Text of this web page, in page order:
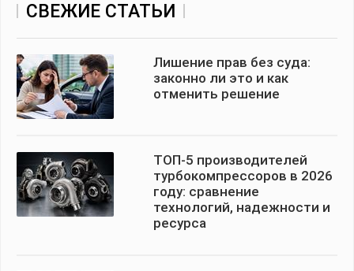
СВЕЖИЕ СТАТЬИ
Лишение прав без суда:
законно ли это и как
отменить решение
ТОП-5 производителей
турбокомпрессоров в 2026
году: сравнение
технологий, надежности и
ресурса